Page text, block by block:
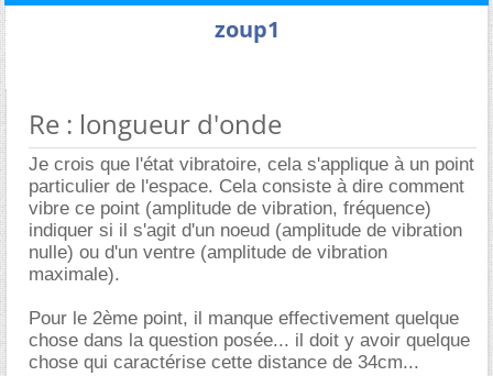
zoup1
Re : longueur d'onde
Je crois que l'état vibratoire, cela s'applique à un point
particulier de l'espace. Cela consiste à dire comment
vibre ce point (amplitude de vibration, fréquence)
indiquer si il s'agit d'un noeud (amplitude de vibration
nulle) ou d'un ventre (amplitude de vibration
maximale).
Pour le 2ème point, il manque effectivement quelque
chose dans la question posée... il doit y avoir quelque
chose qui caractérise cette distance de 34cm...